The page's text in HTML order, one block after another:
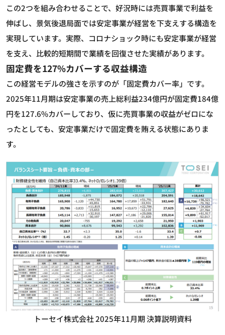
この2つを組み合わせることで、好況時には売買事業で利益を
伸ばし、景気後退局面では安定事業が経営を下支えする構造を
実現しています。実際、コロナショック時にも安定事業が経営
を支え、比較的短期間で業績を回復させた実績があります。
固定費を127%カバーする収益構造
この経営モデルの強さを示すのが「固定費カバー率」です。
2025年11月期は安定事業の売上総利益234億円が固定費184億
円を127.6%カバーしており、仮に売買事業の収益がゼロにな
ったとしても、安定事業だけで固定費を賄える状態にありま
す。
トーセイ株式会社 2025年11月期 決算説明資料